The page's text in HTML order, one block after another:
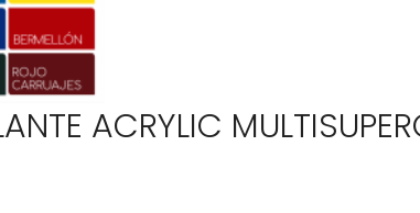
ACRYLIC